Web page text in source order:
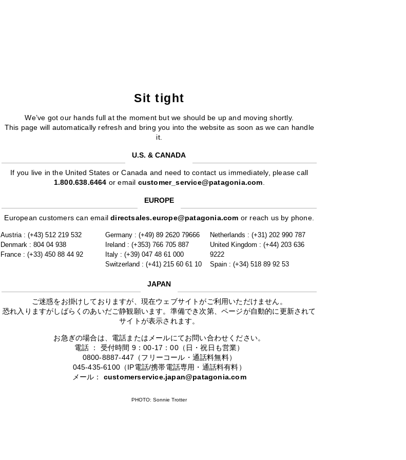
Sit tight
We’ve got our hands full at the moment but we should be up and moving shortly.
This page will automatically refresh and bring you into the website as soon as we can handle
it.
U.S. & CANADA
If you live in the United States or Canada and need to contact us immediately, please call
1.800.638.6464 or email customer_service@patagonia.com.
EUROPE
European customers can emaildirectsales.europe@patagonia.com or reach us by phone.
Austria : (+43) 512 219 532
Denmark : 804 04 938
France : (+33) 450 88 44 92
Germany : (+49) 89 2620 79666
Ireland : (+353) 766 705 887
Italy : (+39) 047 48 61 000
Switzerland : (+41) 215 60 61 10
Netherlands : (+31) 202 990 787
United Kingdom : (+44) 203 636
9222
Spain : (+34) 518 89 92 53
JAPAN
ご迷惑をお掛けしておりますが、現在ウェブサイトがご利用いただけません。
恐れ入りますがしばらくのあいだご静観願います。準備でき次第、ページが自動的に更新されて
サイトが表示されます。
お急ぎの場合は、電話またはメールにてお問い合わせください。
電話 ： 受付時間 9：00-17：00（日・祝日も営業）
0800-8887-447（フリーコール・通話料無料）
045-435-6100（IP電話/携帯電話専用・通話料有料）
メール： customerservice.japan@patagonia.com
PHOTO: Sonnie Trotter